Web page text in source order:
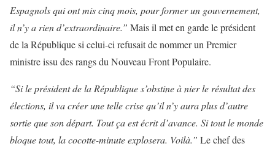
Espagnols qui ont mis cinq mois, pour former un gouvernement,
il n’y a rien d’extraordinaire.” Mais il met en garde le président
de la République si celui-ci refusait de nommer un Premier
ministre issu des rangs du Nouveau Front Populaire.
“Si le président de la République s’obstine à nier le résultat des
élections, il va créer une telle crise qu’il n’y aura plus d’autre
sortie que son départ. Tout ça est écrit d’avance. Si tout le monde
bloque tout, la cocotte-minute explosera. Voilà.” Le chef des